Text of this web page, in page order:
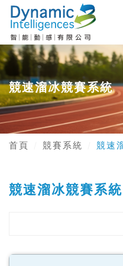
競速溜冰競賽系統
首頁 競賽系統 競速
競速溜冰競賽系統